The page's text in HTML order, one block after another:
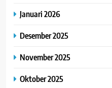
Januari 2026
Desember 2025
November 2025
Oktober 2025